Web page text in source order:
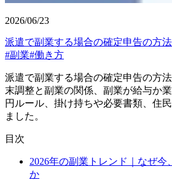
2026/06/23
派遣で副業する場合の確定申告の方法
#副業#働き方
派遣で副業する場合の確定申告の方
末調整と副業の関係、副業が給与か
円ルール、掛け持ちや必要書類、住
ました。
目次
2026年の副業トレンド｜なぜ
か